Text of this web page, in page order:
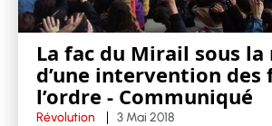
La fac du Mirail sous la
d’une intervention des
l’ordre - Communiqué
Révolution 3 Mai 2018